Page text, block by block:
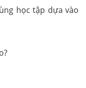
học tập dựa vào